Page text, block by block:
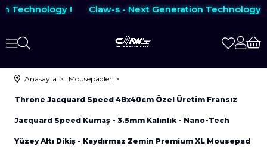
Technology ! Claw-s - Next Generation Technology !
Anasayfa Mousepadler
Throne Jacquard Speed 48x40cm Özel Üretim Fransız
Jacquard Speed Kumaş - 3.5mm Kalınlık - Nano-Tech
Yüzey Altı Dikiş - Kaydırmaz Zemin Premium XL Mousepad